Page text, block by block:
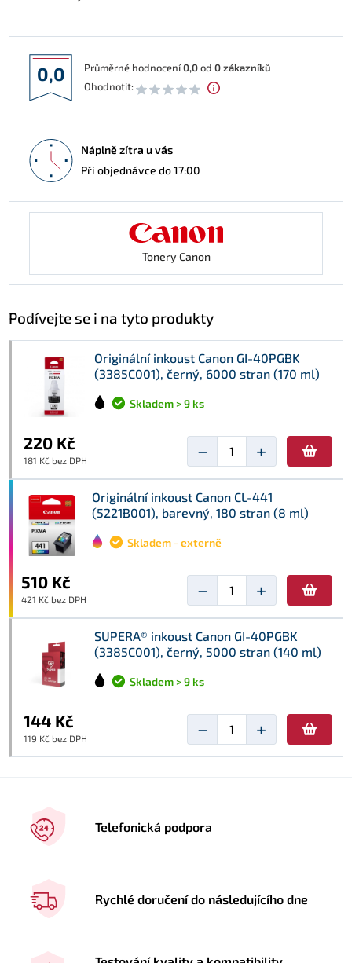
0,0 Průměrné hodnocení0,0od 0zákazníků
Ohodnotit:
Náplně zítra u vás
Při objednávce do 17:00
Tonery Canon
Podívejte se i na tyto produkty
Originální inkoust Canon GI-40PGBK
(3385C001), černý, 6000 stran (170 ml)
Skladem > 9 ks
220 Kč
181 Kč bez DPH − +
Originální inkoust Canon CL-441
(5221B001), barevný, 180 stran (8 ml)
Skladem - externě
510 Kč
421 Kč bez DPH − +
SUPERA® inkoust Canon GI-40PGBK
(3385C001), černý, 5000 stran (140 ml)
Skladem > 9 ks
144 Kč
119 Kč bez DPH − +
Telefonická podpora
Rychlé doručení do následujícího dne